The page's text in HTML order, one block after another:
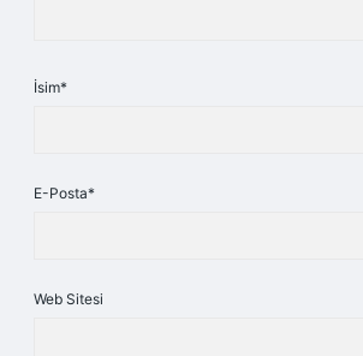
İsim*
E-Posta*
Web Sitesi